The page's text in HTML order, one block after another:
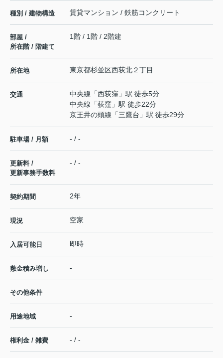
種別 / 建物構造 賃貸マンション / 鉄筋コンクリート
部屋 /
所在階 / 階建て
1階 / 1階 / 2階建
所在地 東京都杉並区西荻北２丁目
交通 中央線 「西荻窪 」駅 徒歩5分
中央線 「荻窪 」駅 徒歩22分
京王井の頭線 「三鷹台 」駅 徒歩29分
駐車場 / 月額 - / -
更新料 /
更新事務手数料
- / -
契約期間 2年
現況 空家
入居可能日 即時
敷金積み増し -
その他条件
用途地域 -
権利金 / 雑費 - / -